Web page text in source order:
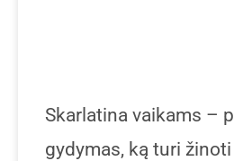
Skarlatina vaikams –
gydymas, ką turi